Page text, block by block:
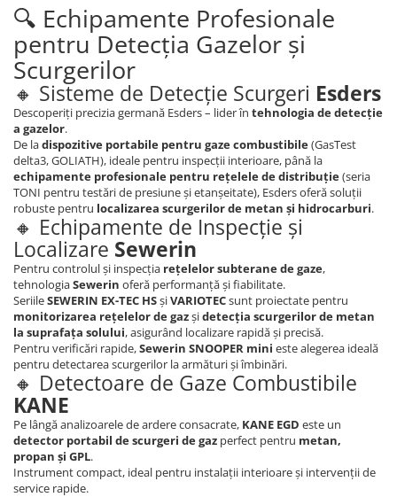
🔍 Echipamente Profesionale
pentru Detecția Gazelor și
Scurgerilor
🔸 Sisteme de Detecție Scurgeri Esders
Descoperiți precizia germană Esders – lider în tehnologia de detecție
a gazelor.
De ladispozitive portabile pentru gaze combustibile(GasTest
delta3, GOLIATH), ideale pentru inspecții interioare, până la
echipamente profesionale pentru rețelele de distribuție(seria
TONI pentru testări de presiune și etanșeitate), Esders oferă soluții
robuste pentru localizarea scurgerilor de metan și hidrocarburi.
🔸 Echipamente de Inspecție și
Localizare Sewerin
Pentru controlul și inspecția rețelelor subterane de gaze,
tehnologiaSewerin oferă performanță și fiabilitate.
SeriileSEWERIN EX-TEC HSșiVARIOTECsunt proiectate pentru
monitorizarea rețelelor de gazșidetecția scurgerilor de metan
la suprafața solului, asigurând localizare rapidă și precisă.
Pentru verificări rapide,Sewerin SNOOPER mini este alegerea ideală
pentru detectarea scurgerilor la armături și îmbinări.
🔸 Detectoare de Gaze Combustibile
KANE
Pe lângă analizoarele de ardere consacrate, KANE EGD este un
detector portabil de scurgeri de gaz perfect pentru metan,
propan și GPL.
Instrument compact, ideal pentru instalații interioare și intervenții de
service rapide.